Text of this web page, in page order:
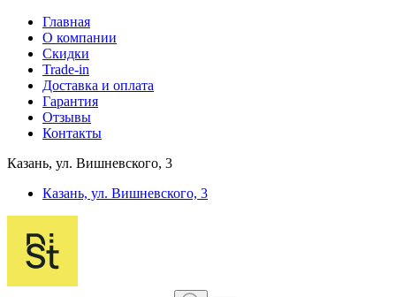
Главная
О компании
Скидки
Trade-in
Доставка и оплата
Гарантия
Отзывы
Контакты
Казань, ул. Вишневского, 3
Казань, ул. Вишневского, 3